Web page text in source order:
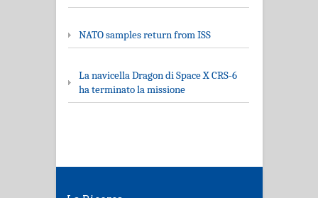
NATO samples return from ISS
La navicella Dragon di Space X CRS-6
ha terminato la missione